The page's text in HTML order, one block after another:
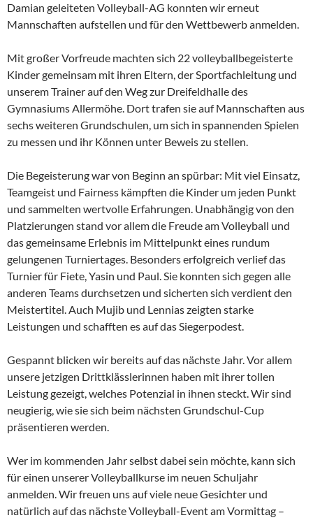
Damian geleiteten Volleyball-AG konnten wir erneut
Mannschaften aufstellen und für den Wettbewerb anmelden.
Mit großer Vorfreude machten sich 22 volleyballbegeisterte
Kinder gemeinsam mit ihren Eltern, der Sportfachleitung und
unserem Trainer auf den Weg zur Dreifeldhalle des
Gymnasiums Allermöhe. Dort trafen sie auf Mannschaften aus
sechs weiteren Grundschulen, um sich in spannenden Spielen
zu messen und ihr Können unter Beweis zu stellen.
Die Begeisterung war von Beginn an spürbar: Mit viel Einsatz,
Teamgeist und Fairness kämpften die Kinder um jeden Punkt
und sammelten wertvolle Erfahrungen. Unabhängig von den
Platzierungen stand vor allem die Freude am Volleyball und
das gemeinsame Erlebnis im Mittelpunkt eines rundum
gelungenen Turniertages. Besonders erfolgreich verlief das
Turnier für Fiete, Yasin und Paul. Sie konnten sich gegen alle
anderen Teams durchsetzen und sicherten sich verdient den
Meistertitel. Auch Mujib und Lennias zeigten starke
Leistungen und schafften es auf das Siegerpodest.
Gespannt blicken wir bereits auf das nächste Jahr. Vor allem
unsere jetzigen Drittklässlerinnen haben mit ihrer tollen
Leistung gezeigt, welches Potenzial in ihnen steckt. Wir sind
neugierig, wie sie sich beim nächsten Grundschul-Cup
präsentieren werden.
Wer im kommenden Jahr selbst dabei sein möchte, kann sich
für einen unserer Volleyballkurse im neuen Schuljahr
anmelden. Wir freuen uns auf viele neue Gesichter und
natürlich auf das nächste Volleyball-Event am Vormittag –